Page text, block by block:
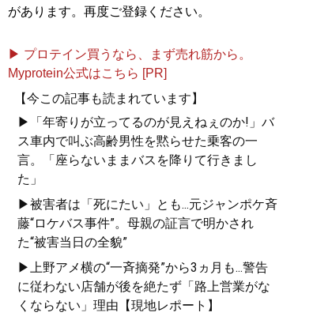
『MBの偏愛ブランド図鑑
今着るべきブランド60の歴
史や特色を、自身が愛用す
る品とともに徹底紹介
『最速でおしゃれに見せる
方法 <実践編>
があります。再度ご登録ください。
▶ プロテイン買うなら、まず売れ筋から。
Myprotein公式はこちら [PR]
【今この記事も読まれています】
▶「年寄りが立ってるのが見えねぇのか!」バ
ス車内で叫ぶ高齢男性を黙らせた乗客の一
言。「座らないままバスを降りて行きまし
た」
▶被害者は「死にたい」とも...元ジャンポケ斉
藤“ロケバス事件”。母親の証言で明かされ
た“被害当日の全貌”
▶上野アメ横の“一斉摘発”から3ヵ月も...警告
に従わない店舗が後を絶たず「路上営業がな
くならない」理由【現地レポート】